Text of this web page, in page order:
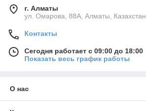
г. Алматы
ул. Омарова, 88А, Алматы, Казахстан
Контакты
Сегодня работает с 09:00 до 18:00
Показать весь график работы
О нас